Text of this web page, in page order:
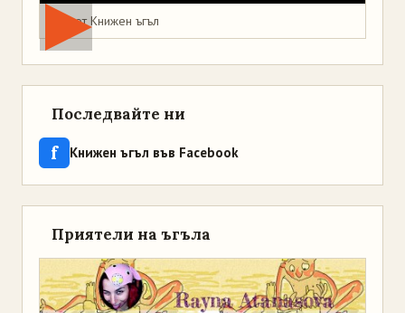
Мая от Книжен ъгъл
Последвайте ни
f Книжен ъгъл във Facebook
Приятели на ъгъла